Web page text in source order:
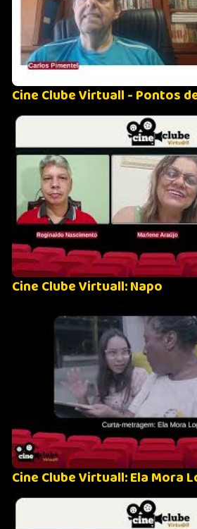
Cine Clube Virtuall - Pontos
Cine Clube Virtuall: Napo
Cine Clube Virtuall: Ela Mora